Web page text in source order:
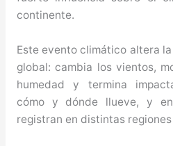
continente.
Este evento climático altera
global: cambia los vientos,
humedad y termina
cómo y dónde llueve, y
registran en distintas